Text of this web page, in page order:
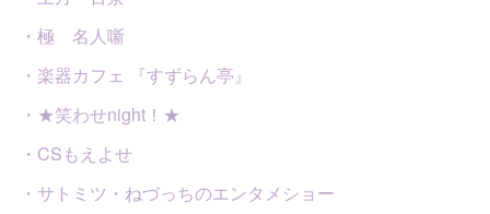
・極 名人噺
・楽器カフェ 『すずらん亭』
・★笑わせnight！★
・CSもえよせ
・サトミツ・ねづっちのエンタメショー